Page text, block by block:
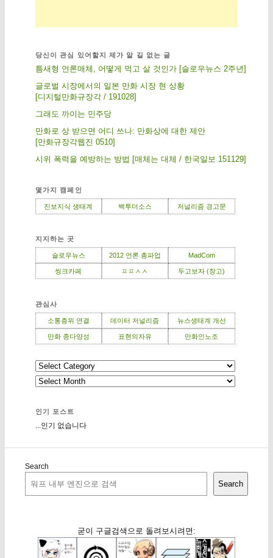
당신이 관심 있어할지 제가 알 길 없는 글
틈새형 언론매체, 어떻게 먹고 살 것인가 [슬로우뉴스 2주년]
글로벌 시장에서의 일본 만화 시장 현 상황
[디지털만화규장각 / 191028]
그래도 까이는 민주당
만화로 상 받으면 어디 쓰나: 만화상에 대한 제안
[만화규장각웹진 0510]
시위 폭력을 예방하는 방법 [매체는 대체 / 한국일보 151129]
몇가지 캠페인
진보지식 생태계 백투더소스 저널리즘 경고문
지지하는 곳
슬로우뉴스 2012 언론 총파업 MadCom
씽크카페 ㅍㅍㅅㅅ 두고보자 (창고)
관심사
소통층위 연결 데이터 저널리즘 뉴스생태계 개선
만화 종다양성 표현의자유 만화인노조
인기 포스트
...인기 없습니다
Search
Search
굳이 구글검색으로 돌려보시려면: